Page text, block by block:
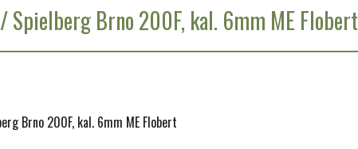
/Spielberg Brno 200F, kal. 6mm ME Flobert